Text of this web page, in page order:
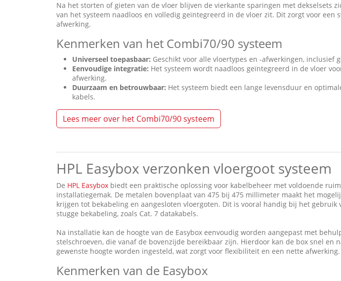
Na het storten of gieten van de vloer blijven de vierkante sparingen met dekselsets
van het systeem naadloos en volledig geïntegreerd in de vloer zit. Dit zorgt voor een
afwerking.
Kenmerken van het Combi70/90 systeem
Universeel toepasbaar: Geschikt voor alle vloertypes en -afwerkingen, inclusief
Eenvoudige integratie: Het systeem wordt naadloos geïntegreerd in de vloer
afwerking.
Duurzaam en betrouwbaar: Het systeem biedt een lange levensduur en
kabels.
Lees meer over het Combi70/90 systeem
HPL Easybox verzonken vloergoot systeem
De HPL Easybox biedt een praktische oplossing voor kabelbeheer met voldoende
installatiegemak. De metalen bovenplaat van 475 bij 475 millimeter maakt het
krijgen tot bekabeling en aangesloten vloergoten. Dit is vooral handig bij het gebruik
stugge bekabeling, zoals Cat. 7 datakabels.
Na installatie kan de hoogte van de Easybox eenvoudig worden aangepast met
stelschroeven, die vanaf de bovenzijde bereikbaar zijn. Hierdoor kan de box snel en
gewenste hoogte worden ingesteld, wat zorgt voor flexibiliteit en een nette afwerking.
Kenmerken van de Easybox